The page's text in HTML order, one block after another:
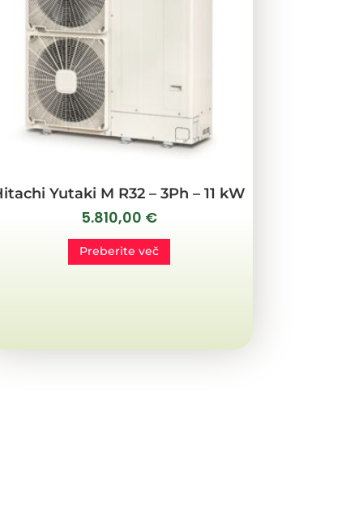
Yutaki M R32 – 3Ph – 11 kW
5.810,00 €
Preberite več